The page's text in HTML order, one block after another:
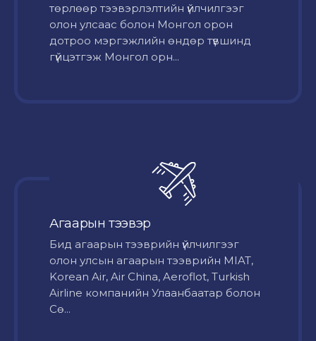
төрлөөр тээвэрлэлтийн үйлчилгээг
олон улсаас болон Монгол орон
дотроо мэргэжлийн өндөр түвшинд
гүйцэтгэж Монгол орн...
Агаарын тээвэр
Бид агаарын тээврийн үйлчилгээг
олон улсын агаарын тээврийн MIAT,
Korean Air, Air China, Aeroflot, Turkish
Airline компанийн Улаанбаатар болон
Сө...